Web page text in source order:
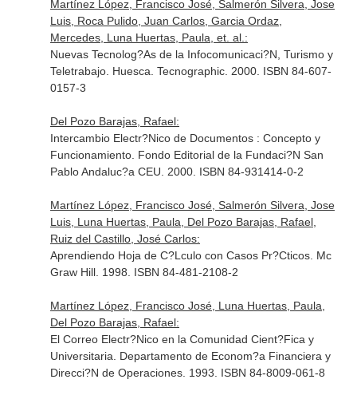
Martínez López, Francisco José, Salmerón Silvera, Jose
Luis, Roca Pulido, Juan Carlos, Garcia Ordaz,
Mercedes, Luna Huertas, Paula, et. al.:
Nuevas Tecnolog?As de la Infocomunicaci?N, Turismo y
Teletrabajo. Huesca. Tecnographic. 2000. ISBN 84-607-
0157-3
Del Pozo Barajas, Rafael:
Intercambio Electr?Nico de Documentos : Concepto y
Funcionamiento. Fondo Editorial de la Fundaci?N San
Pablo Andaluc?a CEU. 2000. ISBN 84-931414-0-2
Martínez López, Francisco José, Salmerón Silvera, Jose
Luis, Luna Huertas, Paula, Del Pozo Barajas, Rafael,
Ruiz del Castillo, José Carlos:
Aprendiendo Hoja de C?Lculo con Casos Pr?Cticos. Mc
Graw Hill. 1998. ISBN 84-481-2108-2
Martínez López, Francisco José, Luna Huertas, Paula,
Del Pozo Barajas, Rafael:
El Correo Electr?Nico en la Comunidad Cient?Fica y
Universitaria. Departamento de Econom?a Financiera y
Direcci?N de Operaciones. 1993. ISBN 84-8009-061-8